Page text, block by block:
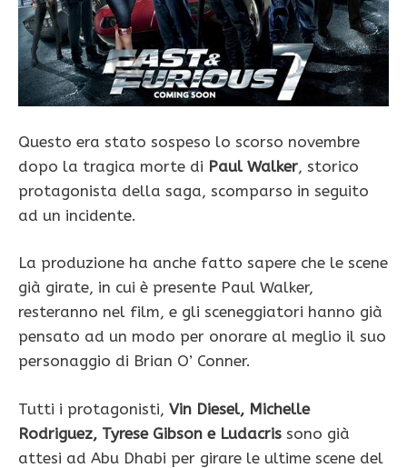
Questo era stato sospeso lo scorso novembre
dopo la tragica morte di Paul Walker, storico
protagonista della saga, scomparso in seguito
ad un incidente.
La produzione ha anche fatto sapere che le scene
già girate, in cui è presente Paul Walker,
resteranno nel film, e gli sceneggiatori hanno già
pensato ad un modo per onorare al meglio il suo
personaggio di Brian O’ Conner.
Tutti i protagonisti, Vin Diesel, Michelle
Rodriguez, Tyrese Gibson e Ludacris sono già
attesi ad Abu Dhabi per girare le ultime scene del